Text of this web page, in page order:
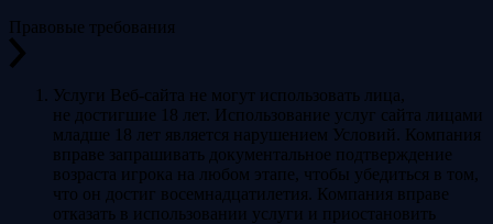
Правовые требования
Услуги Веб-сайта не могут использовать лица,
не достигшие 18 лет. Использование услуг сайта лицами
младше 18 лет является нарушением Условий. Компания
вправе запрашивать документальное подтверждение
возраста игрока на любом этапе, чтобы убедиться в том,
что он достиг восемнадцатилетия. Компания вправе
отказать в использовании услуги и приостановить